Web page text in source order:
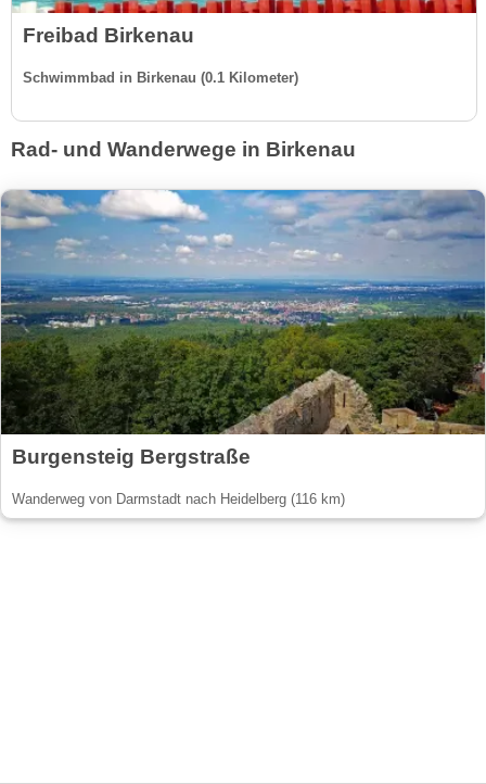
Freibad Birkenau
Schwimmbad in Birkenau (0.1 Kilometer)
Rad- und Wanderwege in Birkenau
Burgensteig Bergstraße
Wanderweg von Darmstadt nach Heidelberg (116 km)